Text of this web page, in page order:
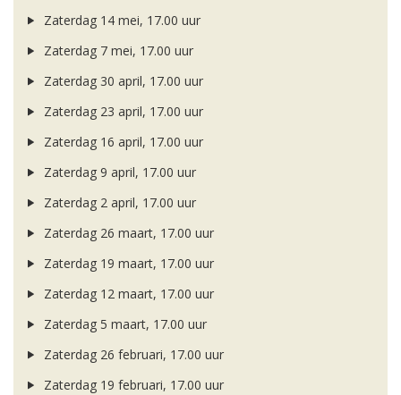
Zaterdag 14 mei, 17.00 uur
Zaterdag 7 mei, 17.00 uur
Zaterdag 30 april, 17.00 uur
Zaterdag 23 april, 17.00 uur
Zaterdag 16 april, 17.00 uur
Zaterdag 9 april, 17.00 uur
Zaterdag 2 april, 17.00 uur
Zaterdag 26 maart, 17.00 uur
Zaterdag 19 maart, 17.00 uur
Zaterdag 12 maart, 17.00 uur
Zaterdag 5 maart, 17.00 uur
Zaterdag 26 februari, 17.00 uur
Zaterdag 19 februari, 17.00 uur